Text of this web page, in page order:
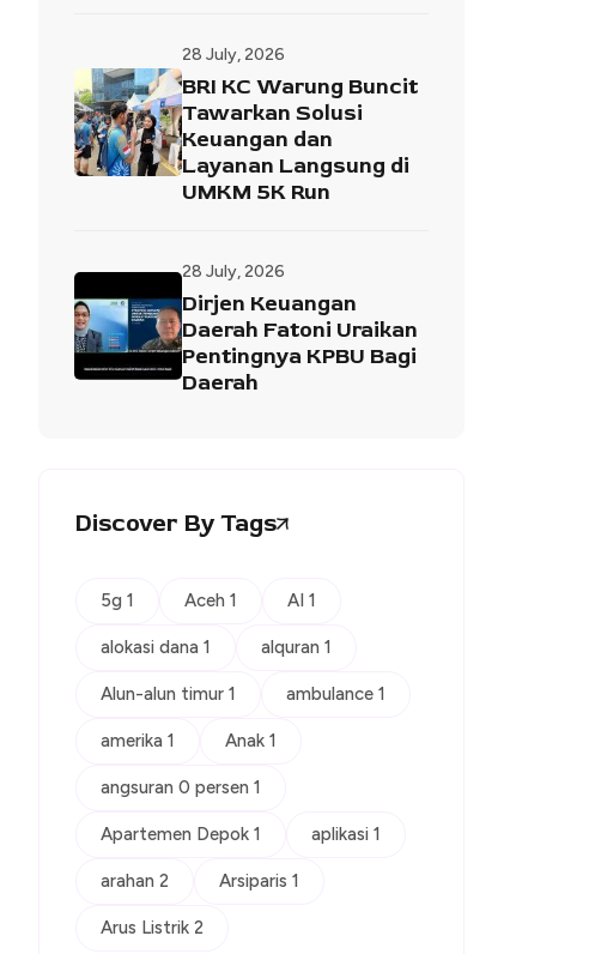
28 July, 2026
BRI KC Warung Buncit
Tawarkan Solusi
Keuangan dan
Layanan Langsung di
UMKM 5K Run
28 July, 2026
Dirjen Keuangan
Daerah Fatoni Uraikan
Pentingnya KPBU Bagi
Daerah
Discover By Tags
5g 1 Aceh 1 AI 1
alokasi dana 1 alquran 1
Alun-alun timur 1 ambulance 1
amerika 1 Anak 1
angsuran 0 persen 1
Apartemen Depok 1 aplikasi 1
arahan 2 Arsiparis 1
Arus Listrik 2